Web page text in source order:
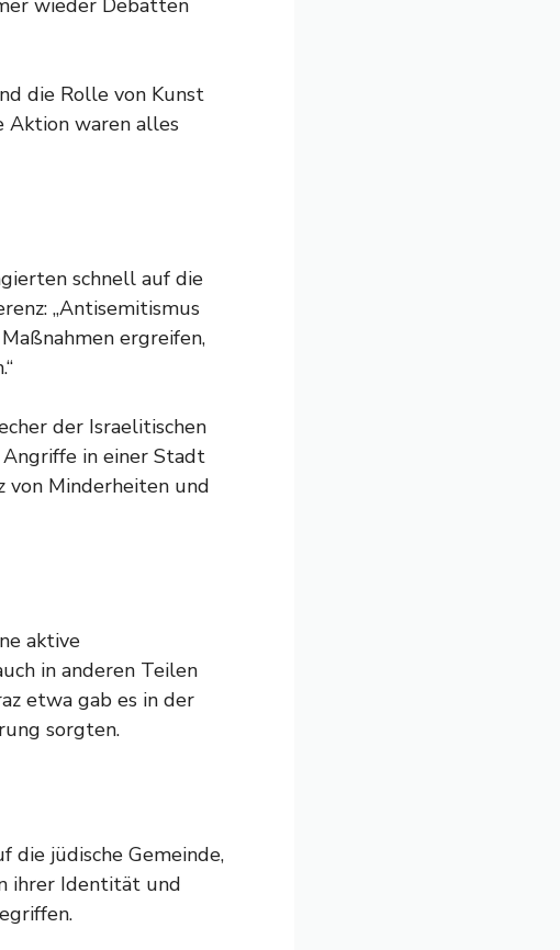
wieder Debatten
die Rolle von Kunst
Aktion waren alles
schnell auf die
„Antisemitismus
ergreifen,
der Israelitischen
Angriffe in einer Stadt
von Minderheiten und
aktive
in anderen Teilen
etwa gab es in der
sorgten.
die jüdische Gemeinde,
ihrer Identität und